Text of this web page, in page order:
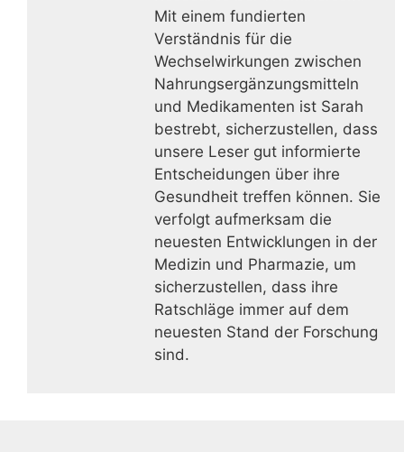
Mit einem fundierten
Verständnis für die
Wechselwirkungen zwischen
Nahrungsergänzungsmitteln
und Medikamenten ist Sarah
bestrebt, sicherzustellen, dass
unsere Leser gut informierte
Entscheidungen über ihre
Gesundheit treffen können. Sie
verfolgt aufmerksam die
neuesten Entwicklungen in der
Medizin und Pharmazie, um
sicherzustellen, dass ihre
Ratschläge immer auf dem
neuesten Stand der Forschung
sind.